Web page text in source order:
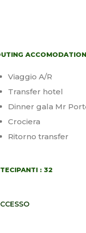
ACCOMODATION
Viaggio A/R
Transfer hotel
Dinner gala Mr
Crociera
Ritorno transfer
: 32